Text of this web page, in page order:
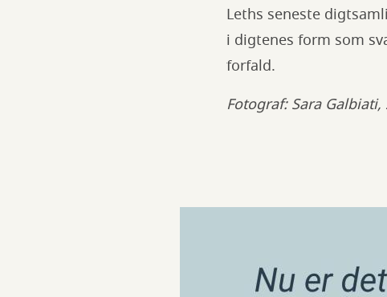
Leths seneste
i digtenes form som
forfald.
Fotograf: Sara Galbiati,